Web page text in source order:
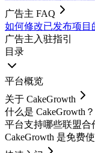
广告主 FAQ
如何修改已发布项目
广告主入驻指引
目录
平台概览
关于 CakeGrowth
什么是 CakeGrowth？
平台支持哪些联盟合
CakeGrowth 是免费